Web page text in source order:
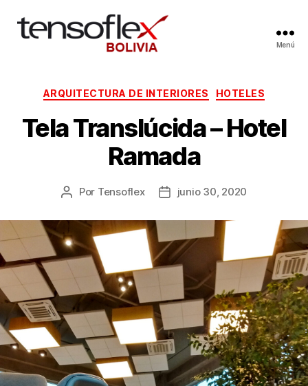
Menú
ARQUITECTURA DE INTERIORES HOTELES
Tela Translúcida – Hotel
Ramada
Por Tensoflex junio 30, 2020